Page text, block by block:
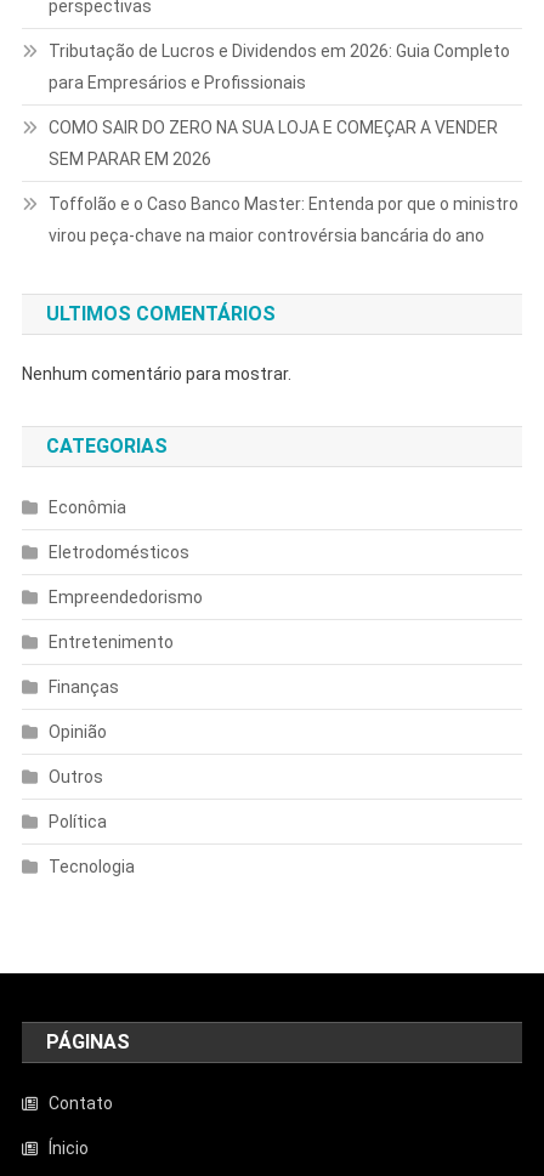
perspectivas
Tributação de Lucros e Dividendos em 2026: Guia Completo
para Empresários e Profissionais
COMO SAIR DO ZERO NA SUA LOJA E COMEÇAR A VENDER
SEM PARAR EM 2026
Toffolão e o Caso Banco Master: Entenda por que o ministro
virou peça-chave na maior controvérsia bancária do ano
ULTIMOS COMENTÁRIOS
Nenhum comentário para mostrar.
CATEGORIAS
Econômia
Eletrodomésticos
Empreendedorismo
Entretenimento
Finanças
Opinião
Outros
Política
Tecnologia
PÁGINAS
Contato
Ínicio